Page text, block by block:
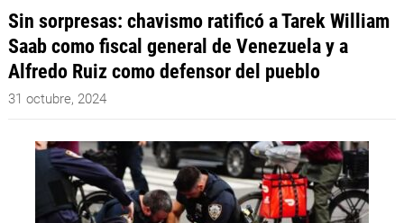
Sin sorpresas: chavismo ratificó a Tarek William
Saab como fiscal general de Venezuela y a
Alfredo Ruiz como defensor del pueblo
31 octubre, 2024